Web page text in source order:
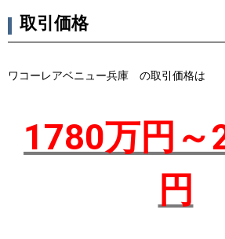
取引価格
ワコーレアベニュー兵庫 の取引価格は
1780万円～
円